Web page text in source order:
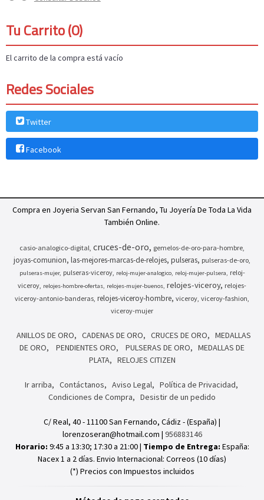
Tu Carrito (0)
El carrito de la compra está vacío
Redes Sociales
Twitter
Facebook
Compra en Joyeria Servan San Fernando, Tu Joyería De Toda La Vida
También Online.
casio-analogico-digital cruces-de-oro gemelos-de-oro-para-hombre
joyas-comunion las-mejores-marcas-de-relojes pulseras pulseras-de-oro
pulseras-mujer pulseras-viceroy reloj-mujer-analogico reloj-mujer-pulsera
reloj-
viceroy relojes-hombre-ofertas relojes-mujer-buenos relojes-viceroy relojes-
viceroy-antonio-banderas relojes-viceroy-hombre viceroy viceroy-fashion
viceroy-mujer
ANILLOS DE ORO CADENAS DE ORO CRUCES DE ORO
MEDALLAS
DE ORO
PENDIENTES ORO PULSERAS DE ORO
MEDALLAS DE
PLATA
RELOJES CITIZEN
Ir arriba Contáctanos Aviso Legal
Política de Privacidad
Condiciones de Compra
Desistir de un pedido
C/ Real, 40 - 11100 San Fernando, Cádiz - (España) |
lorenzoseran@hotmail.com | 956883146
Horario: 9:45 a 13:30; 17:30 a 21:00 | Tiempo de Entrega: España:
Nacex 1 a 2 días. Envio Internacional: Correos (10 días)
(*) Precios con Impuestos incluidos